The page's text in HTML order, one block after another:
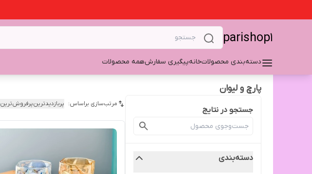
parishop1
دسته‌بندی محصولاتخانهپیگیری سفارشهمه محصولات
پارچ و لیوان
جستجو در نتایج
دسته‌بندی
مرتب‌سازی براساس: پربازدیدترینپرفروش‌ترین